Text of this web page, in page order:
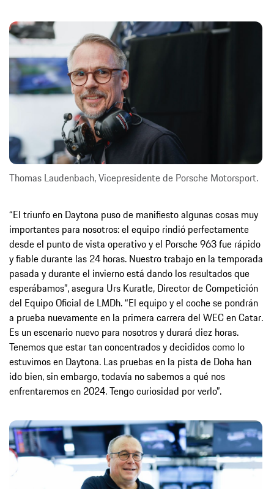
Thomas Laudenbach, Vicepresidente de Porsche Motorsport.
“El triunfo en Daytona puso de manifiesto algunas cosas muy
importantes para nosotros: el equipo rindió perfectamente
desde el punto de vista operativo y el Porsche 963 fue rápido
y fiable durante las 24 horas. Nuestro trabajo en la temporada
pasada y durante el invierno está dando los resultados que
esperábamos”, asegura Urs Kuratle, Director de Competición
del Equipo Oficial de LMDh. “El equipo y el coche se pondrán
a prueba nuevamente en la primera carrera del WEC en Catar.
Es un escenario nuevo para nosotros y durará diez horas.
Tenemos que estar tan concentrados y decididos como lo
estuvimos en Daytona. Las pruebas en la pista de Doha han
ido bien, sin embargo, todavía no sabemos a qué nos
enfrentaremos en 2024. Tengo curiosidad por verlo”.